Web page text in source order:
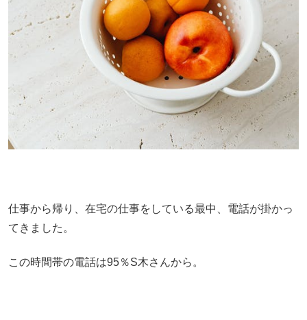
仕事から帰り、在宅の仕事をしている最中、電話が掛かっ
てきました。
この時間帯の電話は95％S木さんから。